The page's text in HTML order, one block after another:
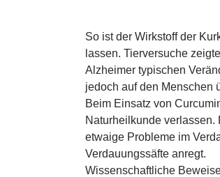
So ist der Wirkstoff der
lassen. Tierversuche
Alzheimer typischen
jedoch auf den Menschen
Beim Einsatz von
Naturheilkunde verlassen.
etwaige Probleme im
Verdauungssäfte anregt.
Wissenschaftliche